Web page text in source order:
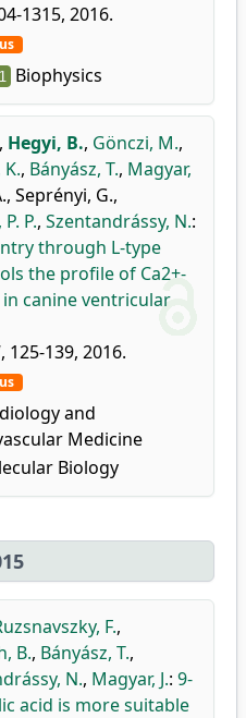
1315, 2016.
Biophysics
, Hegyi, B., Gönczi, M.,
, Bányász, T., Magyar,
, Seprényi, G.,
P., Szentandrássy, N.:
through L-type
the profile of Ca2+-
canine ventricular
125-139, 2016.
and
Medicine
Biology
F.,
B., Bányász, T.,
N., Magyar, J.: 9-
acid is more suitable